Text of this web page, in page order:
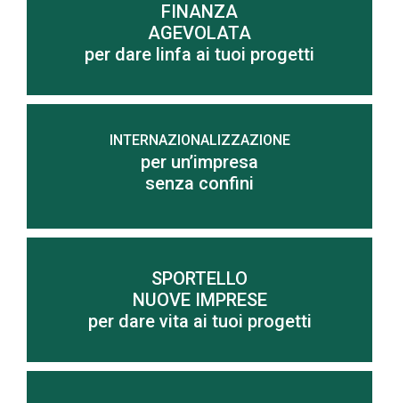
FINANZA
AGEVOLATA
per dare linfa ai tuoi progetti
Scopri di più
INTERNAZIONALIZZAZIONE
per un’impresa
senza confini
Scopri di più
SPORTELLO
NUOVE IMPRESE
per dare vita ai tuoi progetti
Scopri di più